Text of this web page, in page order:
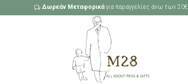
Δωρεάν Μεταφορικάγια παραγγελίες άνω των 20€